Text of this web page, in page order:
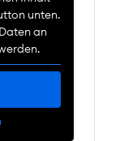
unten.
an